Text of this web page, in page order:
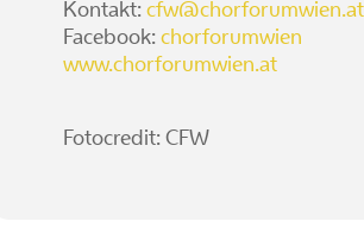
Kontakt: cfw@chorforumwien.at
Facebook: chorforumwien
www.chorforumwien.at
Fotocredit: CFW